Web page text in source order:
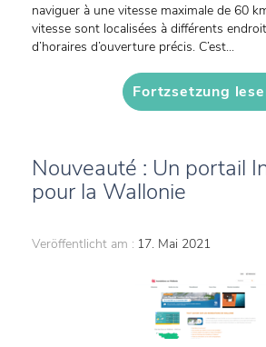
naviguer à une vitesse maximale de 60
vitesse sont localisées à différents
d’horaires d’ouverture précis. C’est...
Fortzsetzung
Nouveauté : Un portail
pour la Wallonie
Veröffentlicht am : 17. Mai 2021